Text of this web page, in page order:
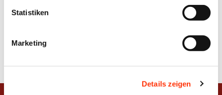
und Datenverarbeitung zu.
Statistiken
Marketing
Details zeigen